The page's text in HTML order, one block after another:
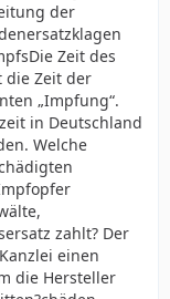
der
Zeit des
die Zeit der
„Impfung“.
in Deutschland
Welche
zahlt? Der
einen
die Hersteller